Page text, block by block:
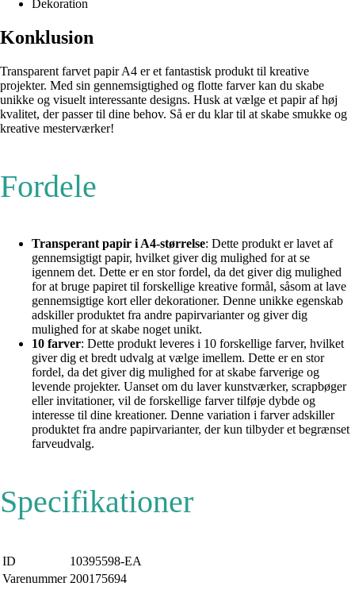
Dekoration
Konklusion
Transparent farvet papir A4 er et fantastisk produkt til kreative
projekter. Med sin gennemsigtighed og flotte farver kan du skabe
unikke og visuelt interessante designs. Husk at vælge et papir af høj
kvalitet, der passer til dine behov. Så er du klar til at skabe smukke og
kreative mesterværker!
Fordele
Transperant papir i A4-størrelse: Dette produkt er lavet af
gennemsigtigt papir, hvilket giver dig mulighed for at se
igennem det. Dette er en stor fordel, da det giver dig mulighed
for at bruge papiret til forskellige kreative formål, såsom at lave
gennemsigtige kort eller dekorationer. Denne unikke egenskab
adskiller produktet fra andre papirvarianter og giver dig
mulighed for at skabe noget unikt.
10 farver: Dette produkt leveres i 10 forskellige farver, hvilket
giver dig et bredt udvalg at vælge imellem. Dette er en stor
fordel, da det giver dig mulighed for at skabe farverige og
levende projekter. Uanset om du laver kunstværker, scrapbøger
eller invitationer, vil de forskellige farver tilføje dybde og
interesse til dine kreationer. Denne variation i farver adskiller
produktet fra andre papirvarianter, der kun tilbyder et begrænset
farveudvalg.
Specifikationer
ID
10395598-EA
Varenummer 200175694